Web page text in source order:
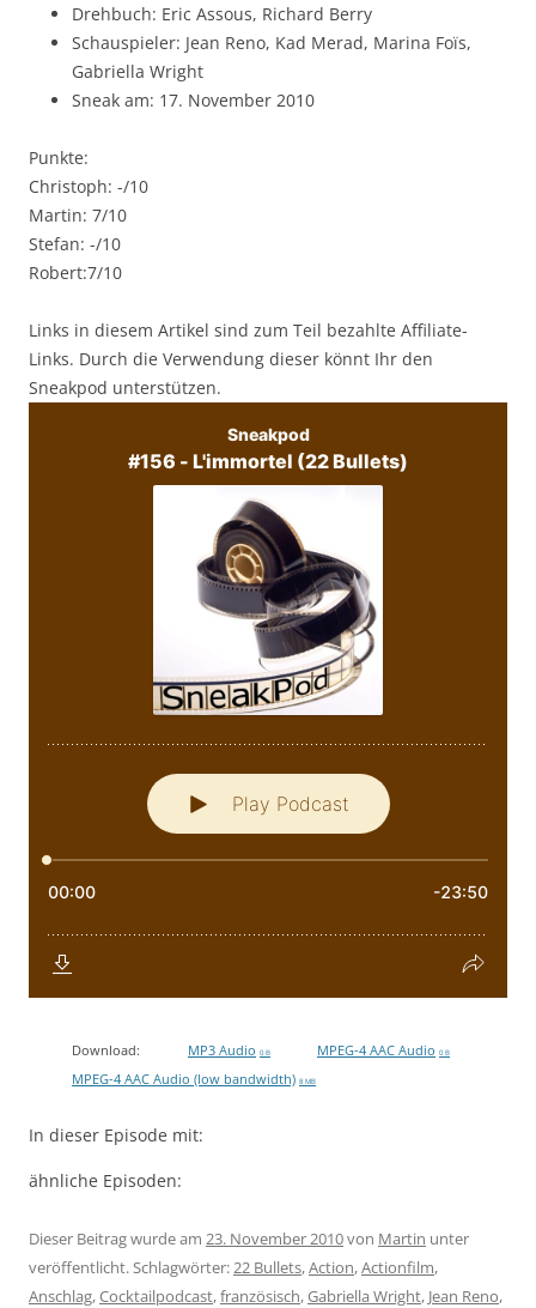
Drehbuch: Eric Assous, Richard Berry
Schauspieler: Jean Reno, Kad Merad, Marina Foïs,
Gabriella Wright
Sneak am: 17. November 2010
Punkte:
Christoph: -/10
Martin: 7/10
Stefan: -/10
Robert:7/10
Links in diesem Artikel sind zum Teil bezahlte Affiliate-
Links. Durch die Verwendung dieser könnt Ihr den
Sneakpod unterstützen.
Download: MP3 Audio 0 B MPEG-4 AAC Audio 0 B
MPEG-4 AAC Audio (low bandwidth) 8 MB
In dieser Episode mit:
ähnliche Episoden:
Dieser Beitrag wurde am 23. November 2010von Martin unter
veröffentlicht. Schlagwörter:22 Bullets,Action,Actionfilm,
Anschlag,Cocktailpodcast,französisch,Gabriella Wright, Jean Reno,